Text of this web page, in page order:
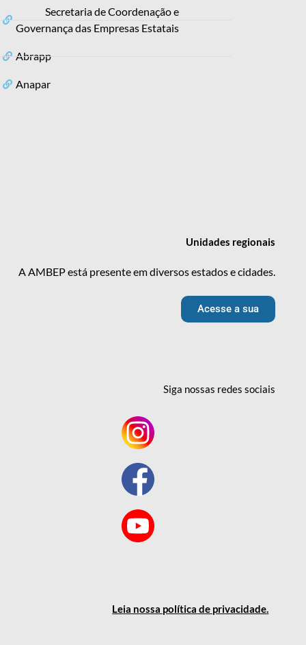
Secretaria de Coordenação e
Governança das Empresas Estatais
Abrapp
Anapar
Unidades regionais
A AMBEP está presente em diversos estados e cidades.
Acesse a sua
Siga nossas redessociais
Leia nossa política de privacidade.